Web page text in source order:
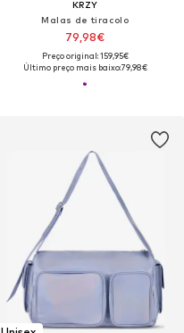
KRZY
Malas de tiracolo
79,98€
Preço original: 159,95€
Último preço mais baixo:79,98€